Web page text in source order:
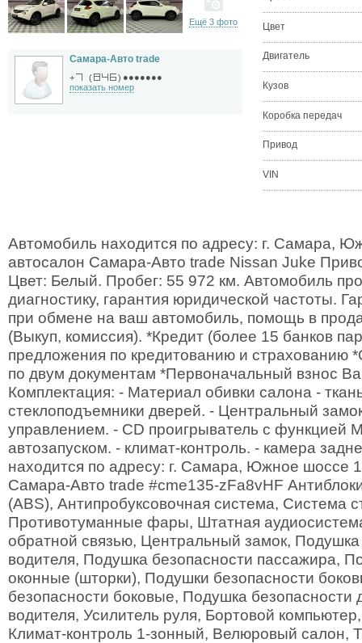
Ещё 3 фото
Самара-Авто trade
+ ( ) ●●●●●●●
показать номер
Цвет
Двигатель
Кузов
Коробка передач
Привод
VIN
Автомобиль находится по адресу: г. Самара,
автосалон Самара-Авто trade Nissan Juke
Цвет: Белый. Пробег: 55 972 км. Автомобиль
диагностику, гарантия юридической частоты.
при обмене на ваш автомобиль, помощь в
(Выкуп, комиссия). *Кредит (более 15 банков
предложения по кредитованию и страхованию
по двум документам *Первоначальный взнос
Комплектация: - Материал обивки салона -
стеклоподъемники дверей. - Центральный
управлением. - CD проигрыватель с функцией
автозапуском. - климат-контроль. - камера
находится по адресу: г. Самара, Южное шоссе
Самара-Авто trade #cme135-zFa8vHF
(ABS), Антипробуксовочная система, Система
Противотуманные фары, Штатная
обратной связью, Центральный замок, Подушка
водителя, Подушка безопасности пассажира,
оконные (шторки), Подушки безопасности
безопасности боковые, Подушка безопасности
водителя, Усилитель руля, Бортовой
Климат-контроль 1-зонный, Велюровый салон,